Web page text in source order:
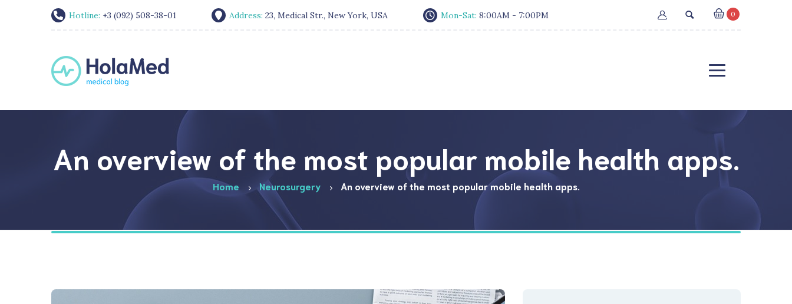
Hotline: +3 (092) 508-38-01 Address: 23, Medical Str., New York, USA Mon-Sat: 8:00AM - 7:00PM 0
An overview of the most popular mobile health apps.
Home Neurosurgery An overview of the most popular mobile health apps.